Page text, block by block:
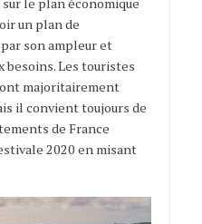
un plan de
son ampleur et
besoins. Les touristes
majoritairement
il convient toujours de
de France
2020 en misant